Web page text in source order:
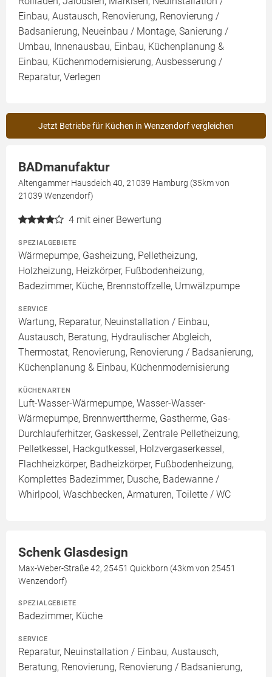
Einbau, Austausch, Renovierung, Renovierung /
Badsanierung, Neueinbau / Montage, Sanierung /
Umbau, Innenausbau, Einbau, Küchenplanung &
Einbau, Küchenmodernisierung, Ausbesserung /
Reparatur, Verlegen
Jetzt Betriebe für Küchen in Wenzendorf vergleichen
BADmanufaktur
Altengammer Hausdeich 40, 21039 Hamburg (35km von
21039 Wenzendorf)
4 mit einer Bewertung
SPEZIALGEBIETE
Wärmepumpe, Gasheizung, Pelletheizung,
Holzheizung, Heizkörper, Fußbodenheizung,
Badezimmer, Küche, Brennstoffzelle, Umwälzpumpe
SERVICE
Wartung, Reparatur, Neuinstallation / Einbau,
Austausch, Beratung, Hydraulischer Abgleich,
Thermostat, Renovierung, Renovierung / Badsanierung,
Küchenplanung & Einbau, Küchenmodernisierung
KÜCHENARTEN
Luft-Wasser-Wärmepumpe, Wasser-Wasser-
Wärmepumpe, Brennwerttherme, Gastherme, Gas-
Durchlauferhitzer, Gaskessel, Zentrale Pelletheizung,
Pelletkessel, Hackgutkessel, Holzvergaserkessel,
Flachheizkörper, Badheizkörper, Fußbodenheizung,
Komplettes Badezimmer, Dusche, Badewanne /
Whirlpool, Waschbecken, Armaturen, Toilette / WC
Schenk Glasdesign
Max-Weber-Straße 42, 25451 Quickborn (43km von 25451
Wenzendorf)
SPEZIALGEBIETE
Badezimmer, Küche
SERVICE
Reparatur, Neuinstallation / Einbau, Austausch,
Beratung, Renovierung, Renovierung / Badsanierung,